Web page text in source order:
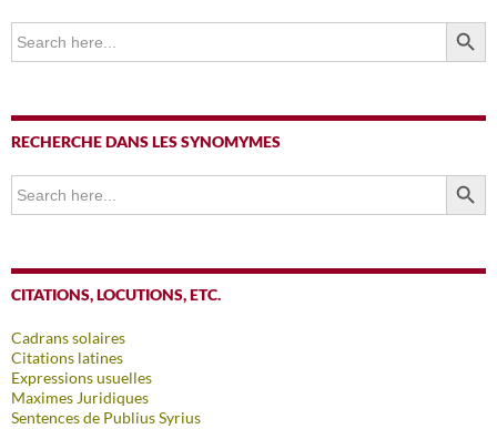
Search
for:
SEARCH
RECHERCHE DANS LES SYNOMYMES
Search
for:
SEARCH
CITATIONS, LOCUTIONS, ETC.
Cadrans solaires
Citations latines
Expressions usuelles
Maximes Juridiques
Sentences de Publius Syrius